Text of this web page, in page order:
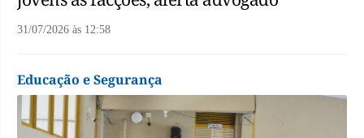
31/07/2026 às 12:58
Educação e Segurança